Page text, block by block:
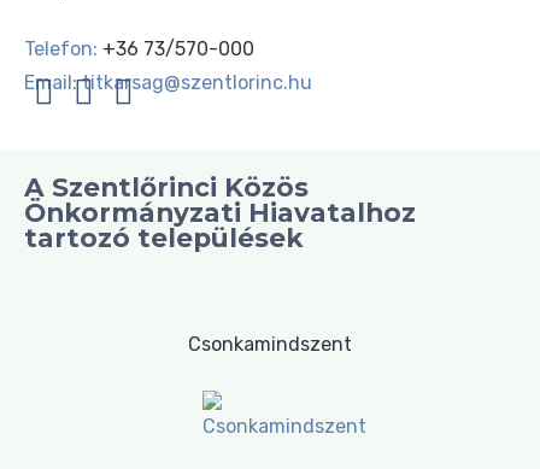
Telefon: +36 73/570-000
Email: titkarsag@szentlorinc.hu
A Szentlőrinci Közös
Önkormányzati Hiavatalhoz
tartozó települések
Csonkamindszent